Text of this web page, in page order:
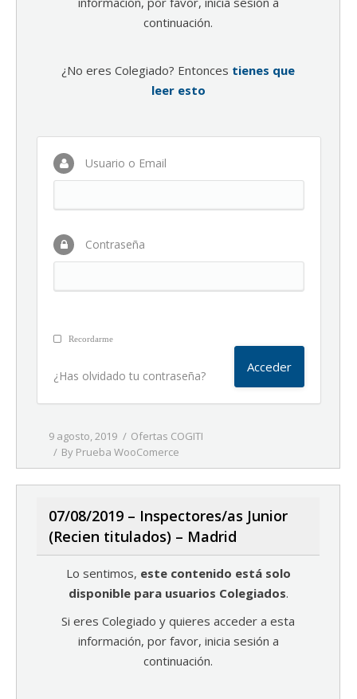
continuación.
¿No eres Colegiado? Entonces tienes que
leer esto
Usuario o Email
Contraseña
Recordarme
¿Has olvidado tu contraseña?
9 agosto, 2019
Ofertas COGITI
By Prueba WooComerce
07/08/2019 – Inspectores/as Junior
(Recien titulados) – Madrid
Lo sentimos, este contenido está solo
disponible para usuarios Colegiados.
Si eres Colegiado y quieres acceder a esta
información, por favor, inicia sesión a
continuación.